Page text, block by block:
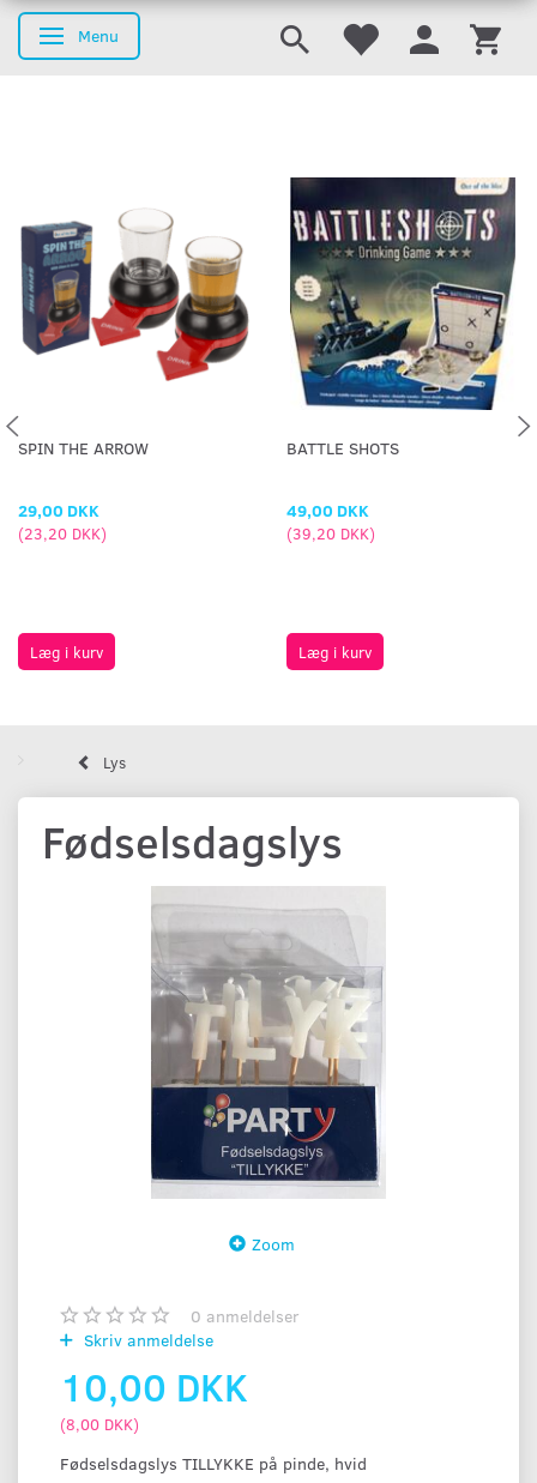
Skifte navigation
Menu
SPIN THE ARROW
29,00 DKK
(23,20 DKK)
Læg i kurv
BATTLE SHOTS
49,00 DKK
(39,20 DKK)
Læg i kurv
Lys
Fødselsdagslys
Zoom
0 anmeldelser
Skriv anmeldelse
10,00 DKK
(8,00 DKK)
Fødselsdagslys TILLYKKE på pinde, hvid